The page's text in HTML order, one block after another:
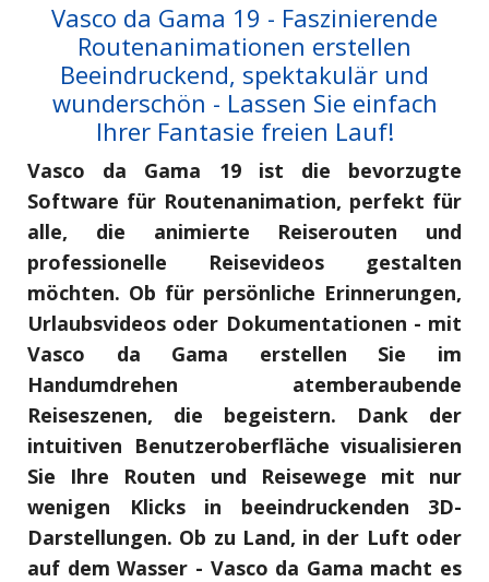
Vasco da Gama 19 - Faszinierende
Routenanimationen erstellen
Beeindruckend, spektakulär und
wunderschön - Lassen Sie einfach
Ihrer Fantasie freien Lauf!
Vasco da Gama 19 ist die bevorzugte
Software für Routenanimation, perfekt für
alle, die animierte Reiserouten und
professionelle Reisevideos gestalten
möchten. Ob für persönliche Erinnerungen,
Urlaubsvideos oder Dokumentationen - mit
Vasco da Gama erstellen Sie im
Handumdrehen atemberaubende
Reiseszenen, die begeistern. Dank der
intuitiven Benutzeroberfläche visualisieren
Sie Ihre Routen und Reisewege mit nur
wenigen Klicks in beeindruckenden 3D-
Darstellungen. Ob zu Land, in der Luft oder
auf dem Wasser - Vasco da Gama macht es